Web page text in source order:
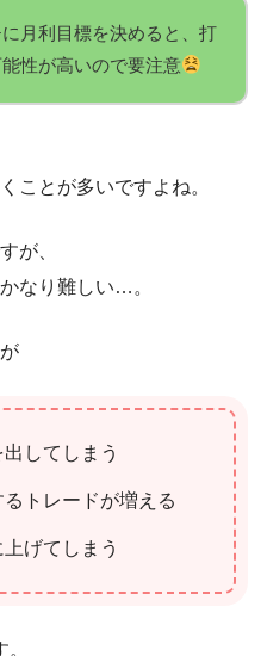
月利目標を決めると、打
性が高いので要注意
ことが多いですよね。
が、
なり難しい…。
してしまう
トレードが増える
げてしまう